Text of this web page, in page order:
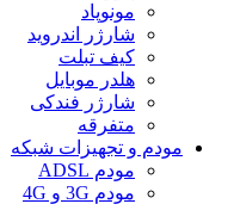
مونوپاد
شارژر اندروید
کیف تبلت
هلدر موبایل
شارژر فندکی
متفرقه
مودم و تجهیزات شبکه
مودم ADSL
مودم 3G و 4G